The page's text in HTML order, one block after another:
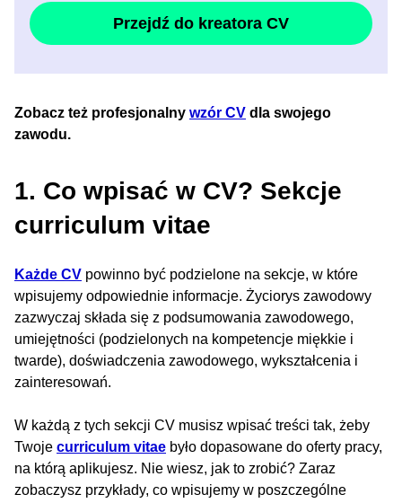
Przejdź do kreatora CV
Zobacz też profesjonalny wzór CV dla swojego
zawodu.
1. Co wpisać w CV? Sekcje
curriculum vitae
Każde CV powinno być podzielone na sekcje, w które
wpisujemy odpowiednie informacje. Życiorys zawodowy
zazwyczaj składa się z podsumowania zawodowego,
umiejętności (podzielonych na kompetencje miękkie i
twarde), doświadczenia zawodowego, wykształcenia i
zainteresowań.
W każdą z tych sekcji CV musisz wpisać treści tak, żeby
Twoje curriculum vitae było dopasowane do oferty pracy,
na którą aplikujesz. Nie wiesz, jak to zrobić? Zaraz
zobaczysz przykłady, co wpisujemy w poszczególne